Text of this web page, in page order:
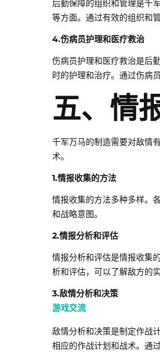
后勤保障的组织和管理是千
等方面。通过有效的组织和
4.伤病员护理和医疗救治
伤病员护理和医疗救治是后
时的护理和治疗。通过伤病
五、情
千军万马的制造需要对敌情
术。
1.情报收集的方法
情报收集的方法多种多样。
和战略意图。
2.情报分析和评估
情报分析和评估是情报收集
析和评估，可以了解敌方的
3.敌情分析和决策
游戏交流
敌情分析和决策是制定作战
相应的作战计划和战术。通